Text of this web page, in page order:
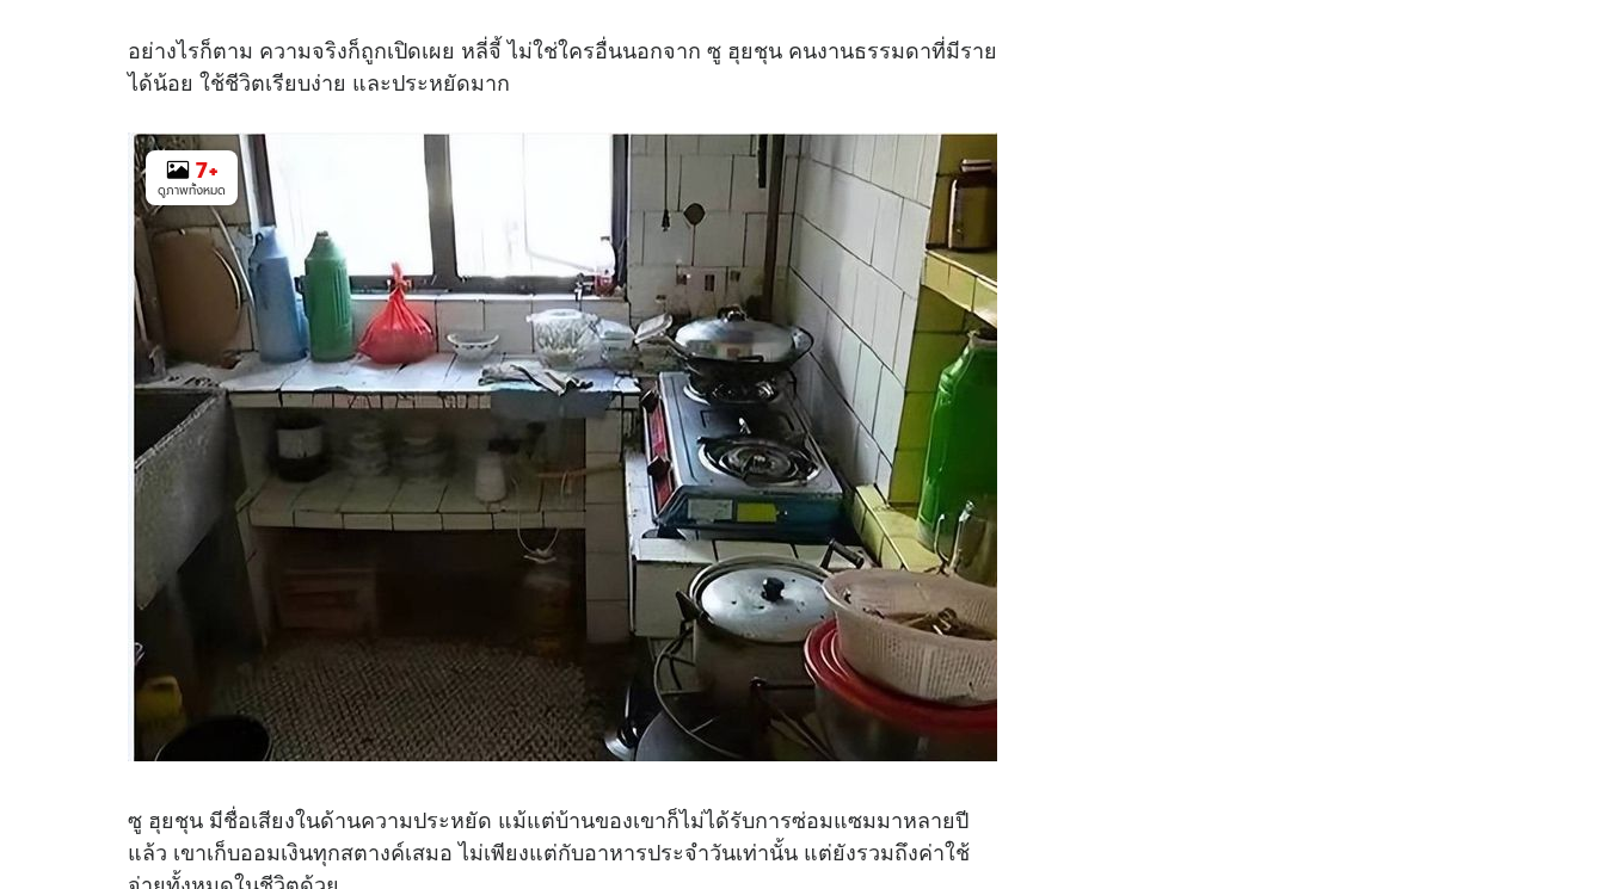
e
อย่างไรก็ตาม ความจริงก็ถูกเปิดเผย หลี่จี้ ไม่ใช่ใครอื่นนอกจาก ซู ฮุยชุน คนงานธรรมดาที่มีราย
ได้น้อย ใช้ชีวิตเรียบง่าย และประหยัดมาก
7+
ดูภาพทั้งหมด
ซู ฮุยชุน มีชื่อเสียงในด้านความประหยัด แม้แต่บ้านของเขาก็ไม่ได้รับการซ่อมแซมมาหลายปี
แล้ว เขาเก็บออมเงินทุกสตางค์เสมอ ไม่เพียงแต่กับอาหารประจำวันเท่านั้น แต่ยังรวมถึงค่าใช้
จ่ายทั้งหมดในชีวิตด้วย